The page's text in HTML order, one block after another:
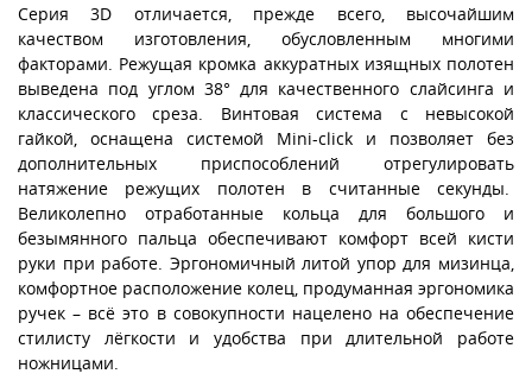
Серия 3D отличается, прежде всего, высочайшим
качеством изготовления, обусловленным многими
факторами. Режущая кромка аккуратных изящных полотен
выведена под углом 38° для качественного слайсинга и
классического среза. Винтовая система с невысокой
гайкой, оснащена системой Mini-click и позволяет без
дополнительных приспособлений отрегулировать
натяжение режущих полотен в считанные секунды.
Великолепно отработанные кольца для большого и
безымянного пальца обеспечивают комфорт всей кисти
руки при работе. Эргономичный литой упор для мизинца,
комфортное расположение колец, продуманная эргономика
ручек – всё это в совокупности нацелено на обеспечение
стилисту лёгкости и удобства при длительной работе
ножницами.